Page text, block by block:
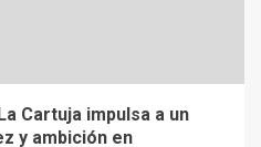
Cartuja impulsa a un
y ambición en